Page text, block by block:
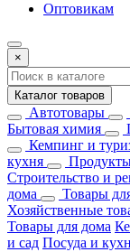
Оптовикам
×
Каталог товаров
Автотовары
Бытовая химия
Кемпинг и
кухня
Строительство и
дома
Товары
Хозяйственные
Товары для дома
и сад Посуда и